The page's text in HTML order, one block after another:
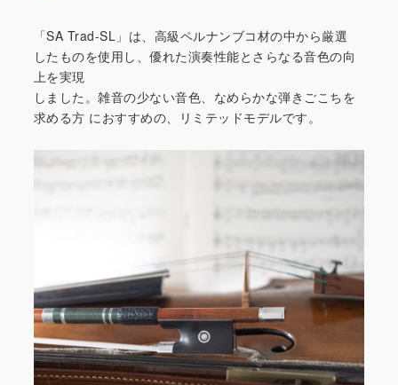
「SA Trad-SL」は、高級ペルナンブコ材の中から厳選
したものを使用し、優れた演奏性能とさらなる音色の向
上を実現
しました。雑音の少ない音色、なめらかな弾きごこちを
求める方 におすすめの、リミテッドモデルです。